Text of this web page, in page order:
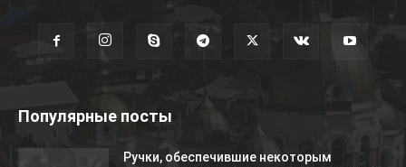
Популярные посты
Ручки, обеспечившие некоторым